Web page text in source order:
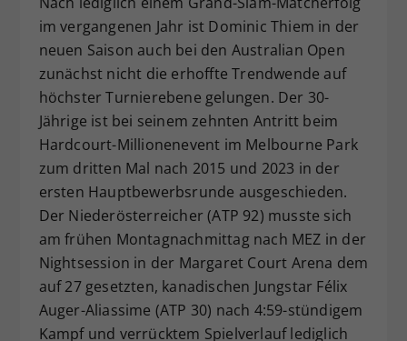
im vergangenen Jahr ist Dominic Thiem in der
neuen Saison auch bei den Australian Open
zunächst nicht die erhoffte Trendwende auf
höchster Turnierebene gelungen. Der 30-
Jährige ist bei seinem zehnten Antritt beim
Hardcourt-Millionenevent im Melbourne Park
zum dritten Mal nach 2015 und 2023 in der
ersten Hauptbewerbsrunde ausgeschieden.
Der Niederösterreicher (ATP 92) musste sich
am frühen Montagnachmittag nach MEZ in der
Nightsession in der Margaret Court Arena dem
auf 27 gesetzten, kanadischen Jungstar Félix
Auger-Aliassime (ATP 30) nach 4:59-stündigem
Kampf und verrücktem Spielverlauf lediglich
Zweck
Dieser Wert speichert Ihre Consent-
Einstellungen. Unter anderem eine
historische Speicherung Ihrer
vorgenommen Einstellungen, falls der
Webseiten-Betreiber dies eingestellt
hat.